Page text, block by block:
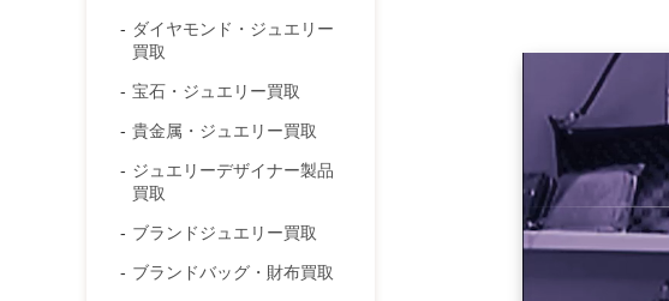
ダイヤモンド ・ジュエリー
買取
宝石 ・ジュエリー買取
貴金属・ジュエリー買取
ジュエリーデザイナー製品
買取
ブランドジュエリー買取
ブランドバッグ・財布買取